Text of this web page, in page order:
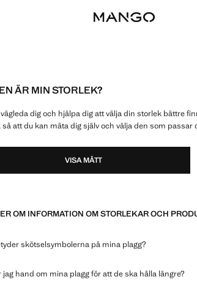
ÄR MIN STORLEK?
vägleda dig och hjälpa dig att välja din storlek bättre
att du kan mäta dig själv och välja den som
VISA MÅTT
OM INFORMATION OM STORLEKAR OCH
skötselsymbolerna på mina plagg?
jag hand om mina plagg för att de ska hålla längre?